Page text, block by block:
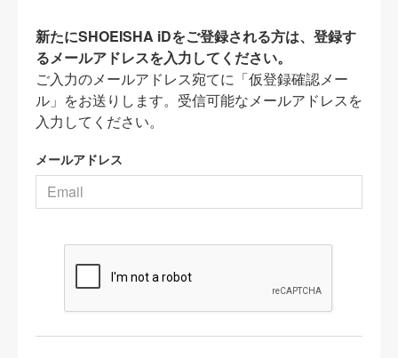
新たにSHOEISHA iDをご登録される方は、登録す
るメールアドレスを入力してください。
ご入力のメールアドレス宛てに「仮登録確認メー
ル」をお送りします。受信可能なメールアドレスを
入力してください。
メールアドレス